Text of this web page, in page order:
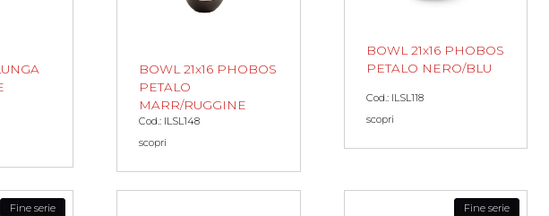
BOWL 21x16 PHOBOS
PETALO
MARR/RUGGINE
Cod.: ILSL148
scopri
BOWL 21x16 PHOBOS
PETALO NERO/BLU
Cod.: ILSL118
scopri
Fine serie Fine serie